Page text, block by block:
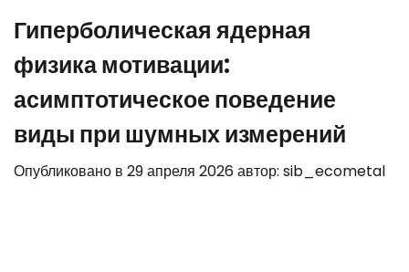
Гиперболическая ядерная
физика мотивации:
асимптотическое поведение
виды при шумных измерений
Опубликовано в 29 апреля 2026автор: sib_ecometal